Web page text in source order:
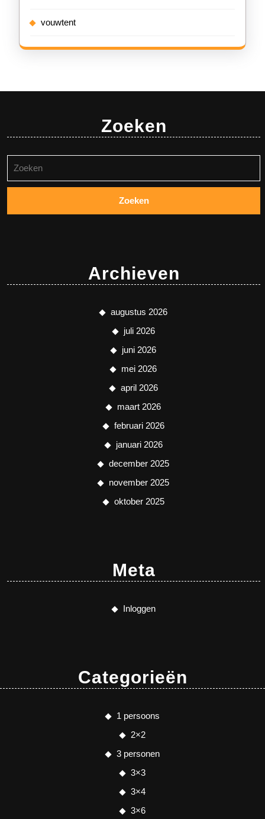
vouwtent
Zoeken
naar:
Archieven
augustus 2026
juli 2026
juni 2026
mei 2026
april 2026
maart 2026
februari 2026
januari 2026
december 2025
november 2025
oktober 2025
Meta
Inloggen
Categorieën
1 persoons
2×2
3 personen
3×3
3×4
3×6